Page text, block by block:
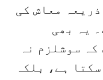
معاش کی
یہ بھی
سوشلزم نہ
ہے، بلکہ